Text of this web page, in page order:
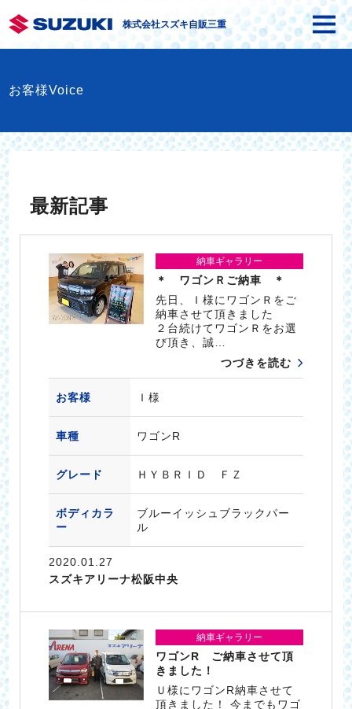
株式会社スズキ自販三重
お客様Voice
最新記事
納車ギャラリー
＊ ワゴンＲご納車 ＊
先日、Ｉ様にワゴンＲをご
納車させて頂きました
２台続けてワゴンＲをお選
び頂き、誠…
つづきを読む
お客様 Ｉ様
車種 ワゴンR
グレード ＨＹＢＲＩＤ ＦＺ
ボディカラ
ー
ブルーイッシュブラックパー
ル
2020.01.27
スズキアリーナ松阪中央
納車ギャラリー
ワゴンR ご納車させて頂
きました！
Ｕ様にワゴンR納車させて
頂きました！ 今までもワゴ